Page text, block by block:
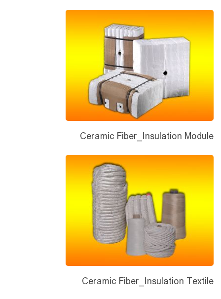
Ceramic Fiber_Insulation Module
Ceramic Fiber_Insulation Textile